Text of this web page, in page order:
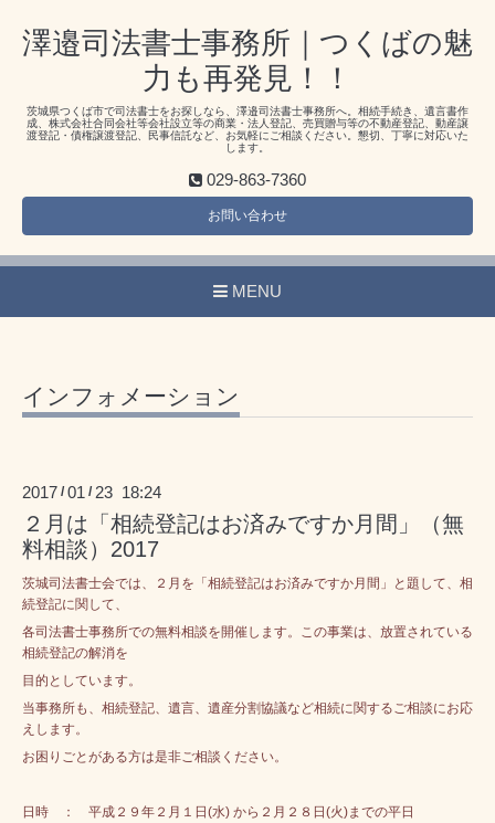
澤邉司法書士事務所｜つくばの魅
力も再発見！！
茨城県つくば市で司法書士をお探しなら、澤邉司法書士事務所へ。相続手続き、遺言書作
成、株式会社合同会社等会社設立等の商業・法人登記、売買贈与等の不動産登記、動産譲
渡登記・債権譲渡登記、民事信託など、お気軽にご相談ください。懇切、丁寧に対応いた
します。
029-863-7360
お問い合わせ
MENU
インフォメーション
2017 /01 / 23 18:24
２月は「相続登記はお済みですか月間」（無
料相談）2017
茨城司法書士会では、２月を「相続登記はお済みですか月間」と題して、相
続登記に関して、
各司法書士事務所での無料相談を開催します。この事業は、放置されている
相続登記の解消を
目的としています。
当事務所も、相続登記、遺言、遺産分割協議など相続に関するご相談にお応
えします。
お困りごとがある方は是非ご相談ください。
日時 ： 平成２９年２月１日(水) から２月２８日(火)までの平日